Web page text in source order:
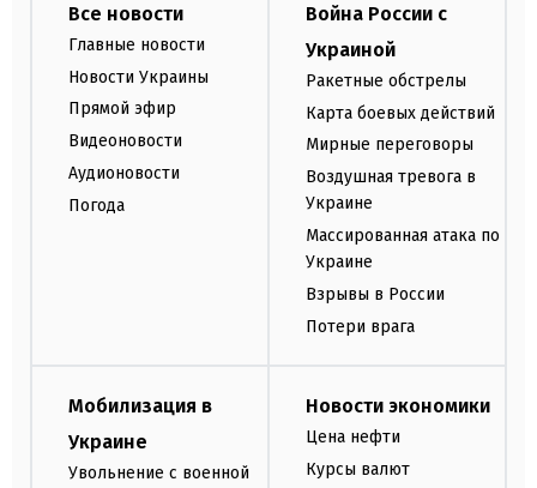
Все новости
Главные новости
Новости Украины
Прямой эфир
Видеоновости
Аудионовости
Погода
Война России с
Украиной
Ракетные обстрелы
Карта боевых действий
Мирные переговоры
Воздушная тревога в
Украине
Массированная атака по
Украине
Взрывы в России
Потери врага
Мобилизация в
Украине
Увольнение с военной
Новости экономики
Цена нефти
Курсы валют